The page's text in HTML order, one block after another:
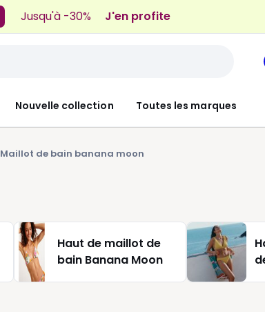
Jusqu'à -30% J'en profite
Nouvelle collection Toutes les marques
Maillot de bain banana moon
Haut de maillot de
bain Banana Moon